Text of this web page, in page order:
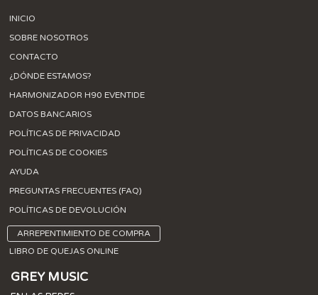
INICIO
SOBRE NOSOTROS
CONTACTO
¿DÓNDE ESTAMOS?
HARMONIZADOR H90 EVENTIDE
DATOS BANCARIOS
POLÍTICAS DE PRIVACIDAD
POLÍTICAS DE COOKIES
AYUDA
PREGUNTAS FRECUENTES (FAQ)
POLÍTICAS DE DEVOLUCIÓN
ARREPENTIMIENTO DE COMPRA
LIBRO DE QUEJAS ONLINE
GREY MUSIC